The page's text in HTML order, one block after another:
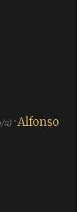
a) ·Alfonso